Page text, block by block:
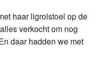
haar ligrolstoel op de
verkocht om nog
daar hadden we met